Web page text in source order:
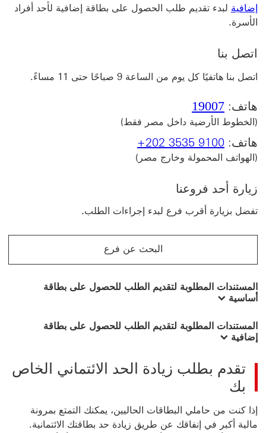
إضافية‏‎ ‎‏لبدء تقديم طلب الحصول على بطاقة إضافية لأحد أفراد
الأسرة.
اتصل بنا
اتصل بنا هاتفيًا كل يوم من الساعة 9 صباحًا حتى 11 مساءً.
هاتف: 19007
(الخطوط الأرضية داخل مصر فقط)
هاتف: +202 3535 9100
(الهواتف المحمولة وخارج مصر)
زيارة أحد فروعنا
تفضل بزيارة أقرب فرع لبدء إجراءات الطلب.
البحث عن فرع
المستندات المطلوبة لتقديم الطلب للحصول على بطاقة
أساسية
المستندات المطلوبة لتقديم الطلب للحصول على بطاقة
إضافية
تقدم بطلب زيادة الحد الائتماني الخاص
بك
إذا كنت من حاملي البطاقات الحاليين، يمكنك التمتع بمرونة
مالية أكبر في إنفاقك عن طريق زيادة حد بطاقتك الائتمانية.